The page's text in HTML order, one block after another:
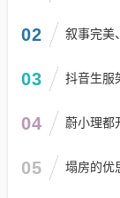
02 叙事完美
03 抖音生服
04 蔚小理都
05 塌房的优